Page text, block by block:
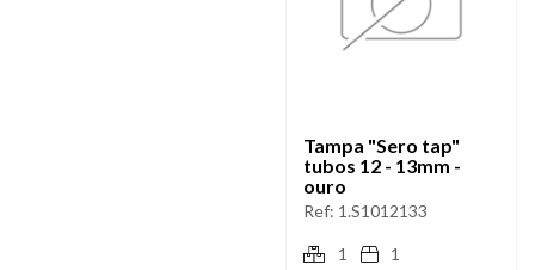
Tampa "Sero tap"
tubos 12 - 13mm -
ouro
Ref: 1.S1012133
1 1